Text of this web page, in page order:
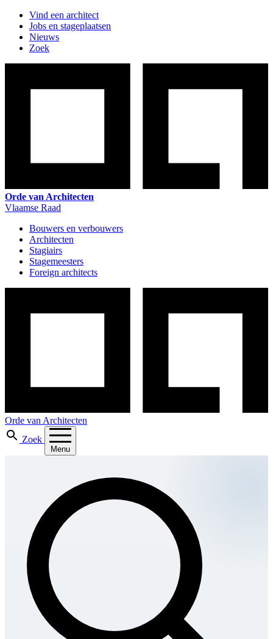
Vind een architect
Jobs en stageplaatsen
Nieuws
Zoek
Orde van Architecten
Vlaamse Raad
Bouwers en verbouwers
Architecten
Stagiairs
Stagemeesters
Foreign architects
Orde van Architecten
Zoek
Menu